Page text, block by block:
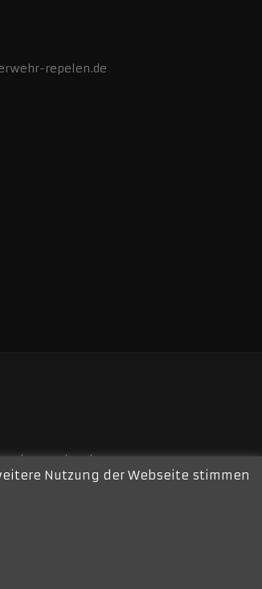
repelen.de
repelen.de
Nutzung der Webseite stimmen